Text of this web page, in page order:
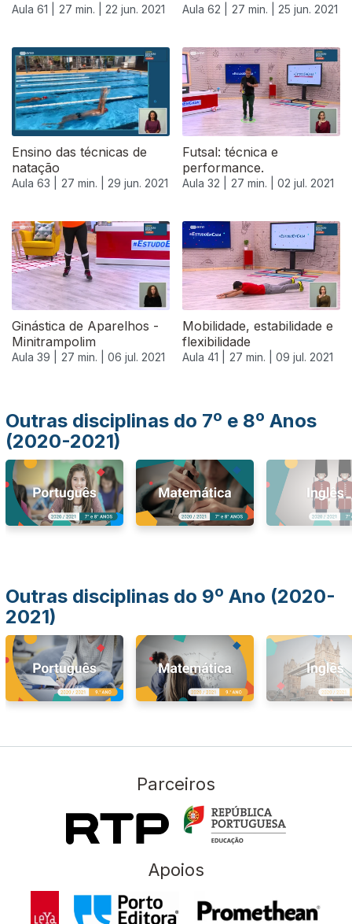
Aula 61 | 27 min. | 22 jun. 2021 Aula 62 | 27 min. | 25 jun. 2021
Ensino das técnicas de
natação
Aula 63 | 27 min. | 29 jun. 2021
Futsal: técnica e
performance.
Aula 32 | 27 min. | 02 jul. 2021
Ginástica de Aparelhos -
Minitrampolim
Aula 39 | 27 min. | 06 jul. 2021
Mobilidade, estabilidade e
flexibilidade
Aula 41 | 27 min. | 09 jul. 2021
556641
Outras disciplinas do 7º e 8º Anos
(2020-2021)
Outras disciplinas do 9º Ano (2020-
2021)
Parceiros
Apoios